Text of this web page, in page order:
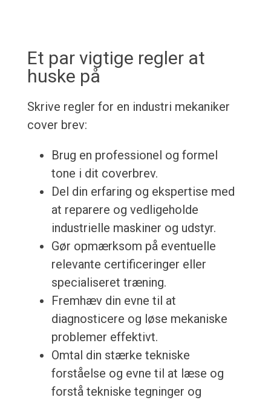
Et par vigtige regler at
huske på
Skrive regler for en industri mekaniker
cover brev:
Brug en professionel og formel
tone i dit coverbrev.
Del din erfaring og ekspertise med
at reparere og vedligeholde
industrielle maskiner og udstyr.
Gør opmærksom på eventuelle
relevante certificeringer eller
specialiseret træning.
Fremhæv din evne til at
diagnosticere og løse mekaniske
problemer effektivt.
Omtal din stærke tekniske
forståelse og evne til at læse og
forstå tekniske tegninger og